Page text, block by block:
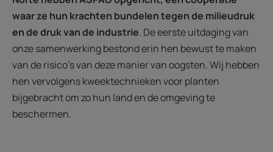
waar ze hun krachten bundelen tegen de milieudruk
en de druk van de industrie. De eerste uitdaging van
onze samenwerking bestond erin hen bewust te maken
van de risico's van deze manier van oogsten. Wij hebben
hen vervolgens kweektechnieken voor planten
bijgebracht om zo hun land en de omgeving te
beschermen.